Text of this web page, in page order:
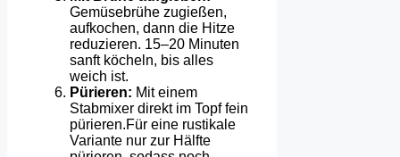
Gemüsebrühe zugießen,
aufkochen, dann die Hitze
reduzieren. 15–20 Minuten
sanft köcheln, bis alles
weich ist.
Pürieren: Mit einem
Stabmixer direkt im Topf fein
pürieren.Für eine rustikale
Variante nur zur Hälfte